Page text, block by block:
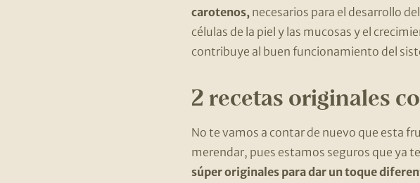
carotenos, necesarios para el desarrollo
células de la piel y las mucosas y el
contribuye al buen funcionamiento del
2 recetas originales
No te vamos a contar de nuevo que esta
merendar, pues estamos seguros que ya
súper originales para dar un toque